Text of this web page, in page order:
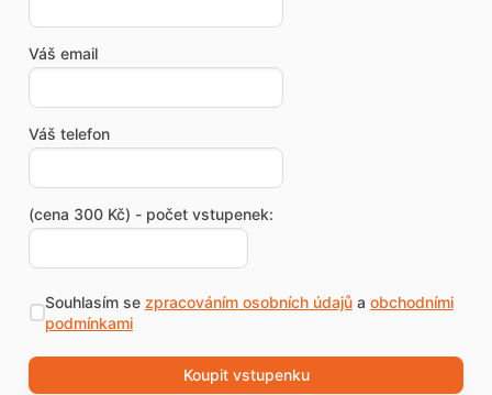
Váš email
Váš telefon
(cena 300 Kč) - počet vstupenek:
Souhlasím se zpracováním osobních údajůa obchodními
podmínkami
Koupit vstupenku